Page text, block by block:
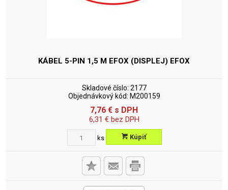
KÁBEL 5-PIN 1,5 M EFOX (DISPLEJ) EFOX
Skladové číslo: 2177
Objednávkový kód: M200159
7,76 € s DPH
6,31 €bez DPH
ks Kúpiť